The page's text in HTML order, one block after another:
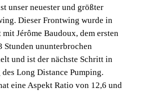
unser neuester und größter
Dieser Frontwing wurde in
mit Jérôme Baudoux, dem ersten
Stunden ununterbrochen
und ist der nächste Schritt in
Long Distance Pumping.
eine Aspekt Ratio von 12,6 und